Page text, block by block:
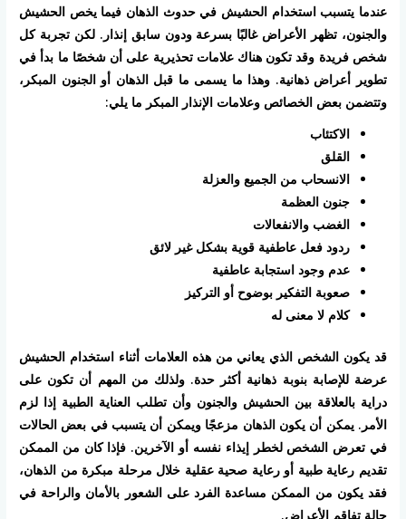
عندما يتسبب استخدام الحشيش في حدوث الذهان فيما يخص الحشيش
والجنون، تظهر الأعراض غالبًا بسرعة ودون سابق إنذار. لكن تجربة كل
شخص فريدة وقد تكون هناك علامات تحذيرية على أن شخصًا ما بدأ في
تطوير أعراض ذهانية. وهذا ما يسمى ما قبل الذهان أو الجنون المبكر،
وتتضمن بعض الخصائص وعلامات الإنذار المبكر ما يلي:
الاكتئاب
القلق
الانسحاب من الجميع والعزلة
جنون العظمة
الغضب والانفعالات
ردود فعل عاطفية قوية بشكل غير لائق
عدم وجود استجابة عاطفية
صعوبة التفكير بوضوح أو التركيز
كلام لا معنى له
قد يكون الشخص الذي يعاني من هذه العلامات أثناء استخدام الحشيش
عرضة للإصابة بنوبة ذهانية أكثر حدة. ولذلك من المهم أن تكون على
دراية بالعلاقة بين الحشيش والجنون وأن تطلب العناية الطبية إذا لزم
الأمر. يمكن أن يكون الذهان مزعجًا ويمكن أن يتسبب في بعض الحالات
في تعرض الشخص لخطر إيذاء نفسه أو الآخرين. فإذا كان من الممكن
تقديم رعاية طبية أو رعاية صحية عقلية خلال مرحلة مبكرة من الذهان،
فقد يكون من الممكن مساعدة الفرد على الشعور بالأمان والراحة في
حالة تفاقم الأعراض.